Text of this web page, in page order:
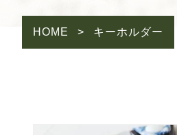
HOME > キーホルダー